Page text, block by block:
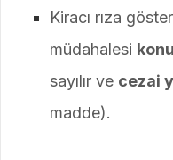
Kiracı rıza
müdahalesi
sayılır ve cezai
madde).